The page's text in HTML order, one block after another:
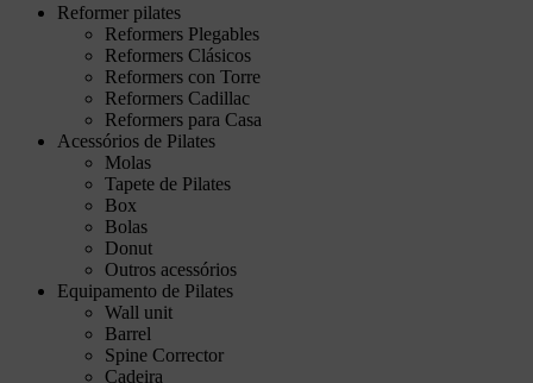
Reformer pilates
Reformers Plegables
Reformers Clásicos
Reformers con Torre
Reformers Cadillac
Reformers para Casa
Acessórios de Pilates
Molas
Tapete de Pilates
Box
Bolas
Donut
Outros acessórios
Equipamento de Pilates
Wall unit
Barrel
Spine Corrector
Cadeira